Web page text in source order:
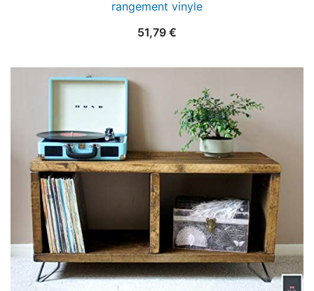
rangement vinyle
51,79 €